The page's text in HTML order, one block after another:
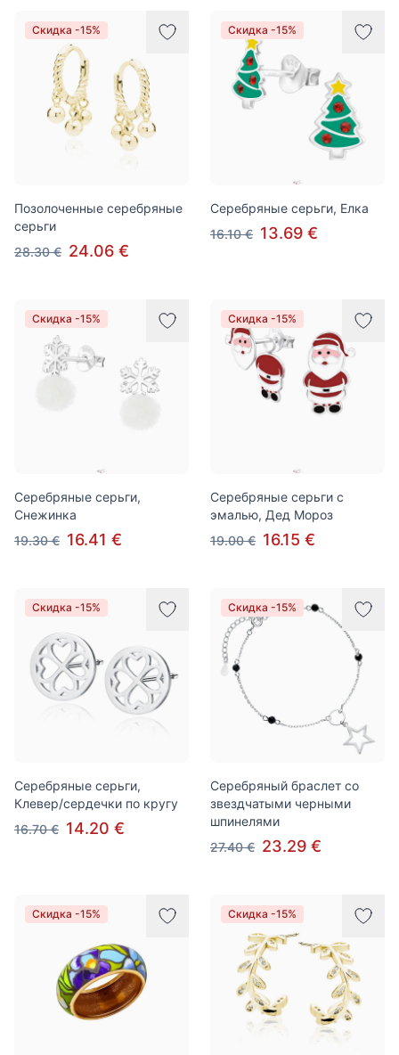
Скидка -15%
Позолоченные серебряные
серьги
28.30 € 24.06 €
Скидка -15%
Серебряные серьги, Елка
16.10 € 13.69 €
Скидка -15%
Серебряные серьги,
Снежинка
19.30 € 16.41 €
Скидка -15%
Серебряные серьги с
эмалью, Дед Мороз
19.00 € 16.15 €
Скидка -15%
Серебряные серьги,
Клевер/сердечки по кругу
16.70 € 14.20 €
Скидка -15%
Серебряный браслет со
звездчатыми черными
шпинелями
27.40 € 23.29 €
Скидка -15% Скидка -15%